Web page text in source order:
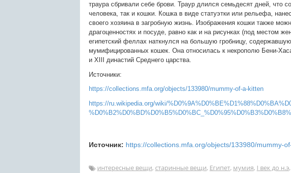
траура сбривали себе брови. Траур длился семьдесят дней, что
человека, так и кошки. Кошка в виде статуэтки или рельефа,
своего хозяина в загробную жизнь. Изображения кошки также
драгоценностях и посуде, равно как и на рисунках (под местом
египетский феллах наткнулся на большую гробницу,
мумифицированных кошек. Она относилась к некрополю Бени-
и XIII династий Среднего царства.
Источники:
https://collections.mfa.org/objects/133980/mummy-of-a-kitten
https://ru.wikipedia.org/wiki/
Источник: https://collections.mfa.org/objects/133980/mummy-
интересные вещи, старинные вещи, Египет, мумия, I век до н.э,